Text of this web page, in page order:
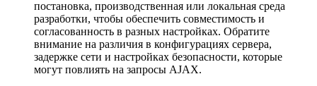
постановка, производственная или локальная среда
разработки, чтобы обеспечить совместимость и
согласованность в разных настройках. Обратите
внимание на различия в конфигурациях сервера,
задержке сети и настройках безопасности, которые
могут повлиять на запросы AJAX.